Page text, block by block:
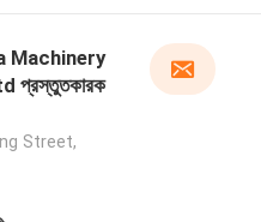
Machinery
প্রস্তুতকারক
Street,